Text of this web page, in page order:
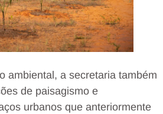
ambiental, a secretaria também
de paisagismo e
urbanos que anteriormente